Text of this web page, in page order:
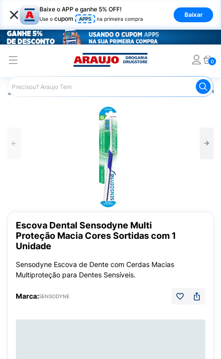
× Baixe o APP e ganhe 5% OFF!
Use o cupom APP5 na primeira compra
Baixar
0
Araujo Higiene Pessoal Escova de
Escova Dental Sensodyne Multi
Proteção Macia Cores Sortidas com 1
Unidade
Sensodyne Escova de Dente com Cerdas Macias
Multiproteção para Dentes Sensíveis.
Marca:SENSODYNE